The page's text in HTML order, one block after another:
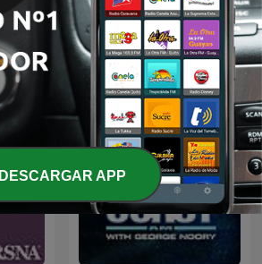
Universo Oculto.
DESCARGAR APP